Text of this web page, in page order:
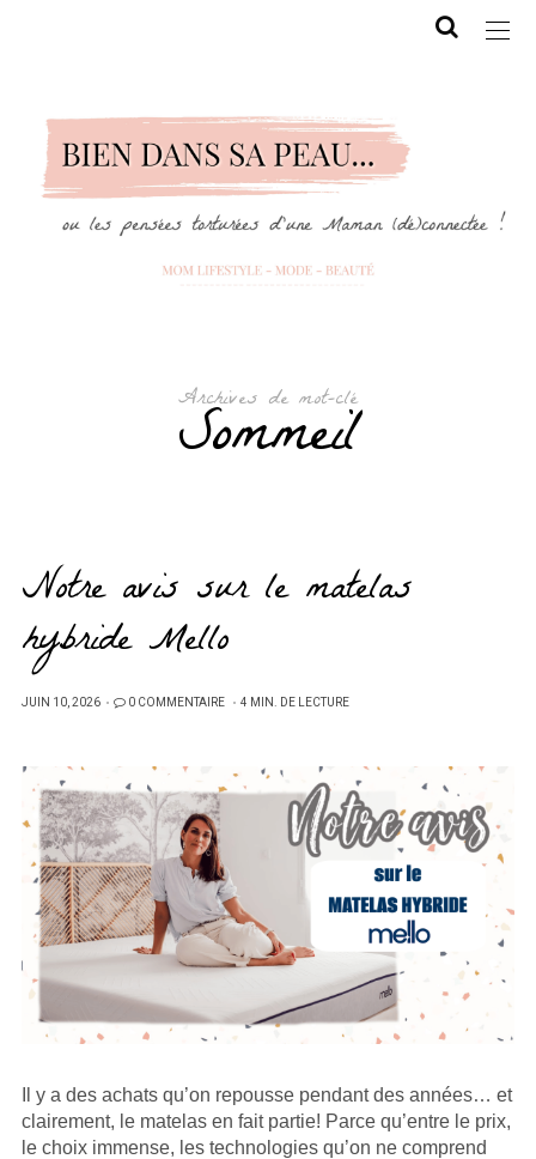
Archives de mot-clé
Sommeil
Notre avis sur le matelas
hybride Mello
PUBLIÉ
JUIN 10, 2026 0 COMMENTAIRE 4 MIN. DE LECTURE
Il y a des achats qu’on repousse pendant des années… et
clairement, le matelas en fait partie! Parce qu’entre le prix,
le choix immense, les technologies qu’on ne comprend